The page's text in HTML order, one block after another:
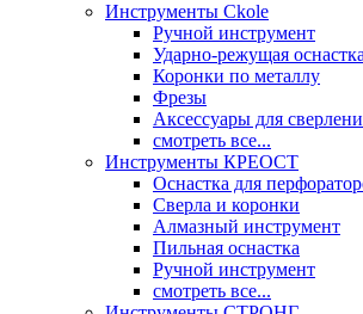
Инструменты Ckole
Ручной инструмент
Ударно‑режущая оснастка
Коронки по металлу
Фрезы
Аксессуары для
смотреть все...
Инструменты КРЕОСТ
Оснастка для
Сверла и коронки
Алмазный инструмент
Пильная оснастка
Ручной инструмент
смотреть все...